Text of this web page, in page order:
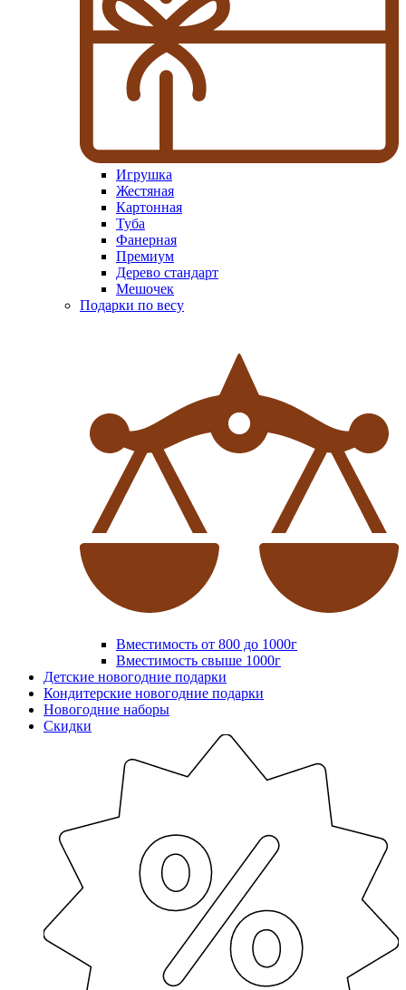
Игрушка
Жестяная
Картонная
Туба
Фанерная
Премиум
Дерево стандарт
Мешочек
Подарки по весу
Вместимость от 800 до 1000г
Вместимость свыше 1000г
Детские новогодние подарки
Кондитерские новогодние подарки
Новогодние наборы
Скидки